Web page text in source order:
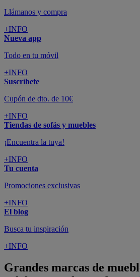
Llámanos y compra
+INFO
Nueva app
Todo en tu móvil
+INFO
Suscríbete
Cupón de dto. de 10€
+INFO
Tiendas de sofás y muebles
¡Encuentra la tuya!
+INFO
Tu cuenta
Promociones exclusivas
+INFO
El blog
Busca tu inspiración
+INFO
Grandes marcas de